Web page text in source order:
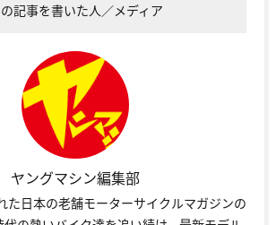
記事を書いた人／メディア
ヤングマシン編集部
た日本の老舗モーターサイクルマガジンの